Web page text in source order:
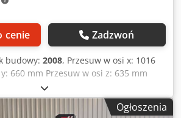
cenie Zadzwoń
budowy: 2008, Przesuw w osi x: 1016
660 mm Przesuw w osi z: 635 mm
mocowania stołu: 1.372 x
stołu: 1.814 kg Prędkość szybkiego
Zakres obrotów: 7.500 obr./min Moc
Ogłoszenia